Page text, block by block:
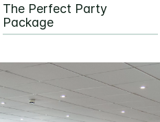
The Perfect Party
Package